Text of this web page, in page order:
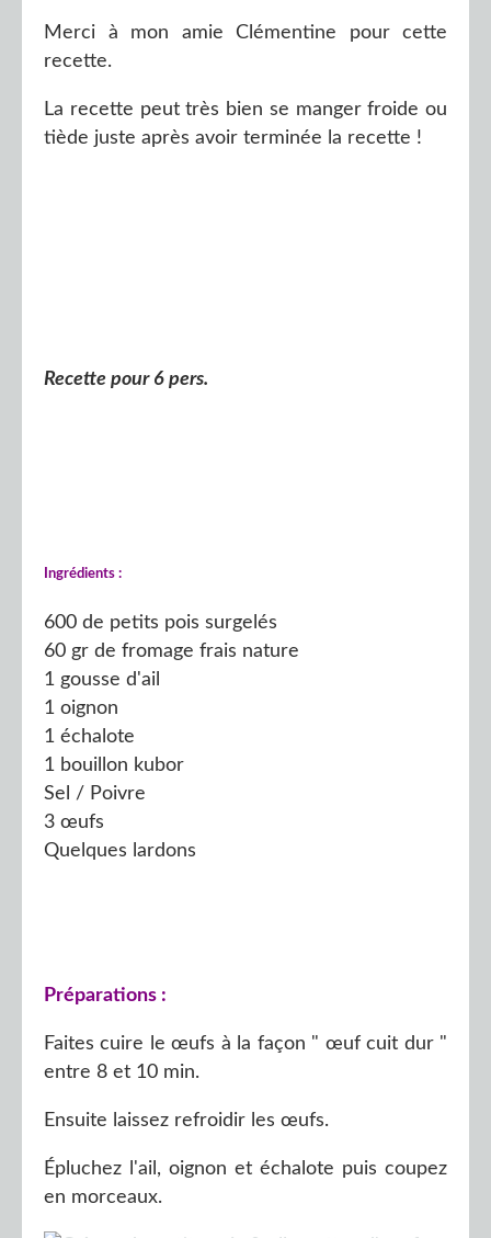
Merci à mon amie Clémentine pour cette
recette.
La recette peut très bien se manger froide ou
tiède juste après avoir terminée la recette !
Recette pour 6 pers.
Ingrédients :
600 de petits pois surgelés
60 gr de fromage frais nature
1 gousse d'ail
1 oignon
1 échalote
1 bouillon kubor
Sel / Poivre
3 œufs
Quelques lardons
Préparations :
Faites cuire le œufs à la façon " œuf cuit dur "
entre 8 et 10 min.
Ensuite laissez refroidir les œufs.
Épluchez l'ail, oignon et échalote puis coupez
en morceaux.